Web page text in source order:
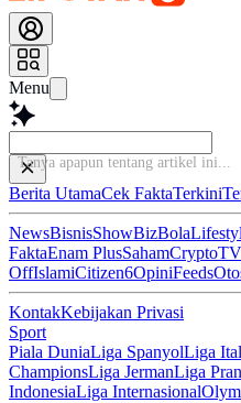
Menu
Bac
Berita UtamaCek FaktaTerkini
NewsBisnisShowBizBola
FaktaEnam PlusSahamCryptoTV
OffIslamiCitizen6OpiniFeeds
KontakKebijakan Privasi
Sport
Piala DuniaLiga SpanyolLiga
ChampionsLiga JermanLiga
IndonesiaLiga Internasional